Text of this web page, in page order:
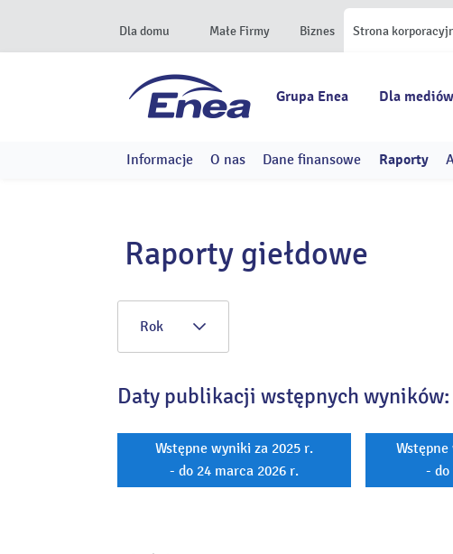
Dla domu Małe Firmy Biznes Strona
Grupa Enea Dla mediów
Informacje O nas Dane finansowe Raporty
Raporty giełdowe
Rok
Daty publikacji wstępnych wyników:
Wstępne wyniki za 2025 r.
- do 24 marca 2026 r.
- do